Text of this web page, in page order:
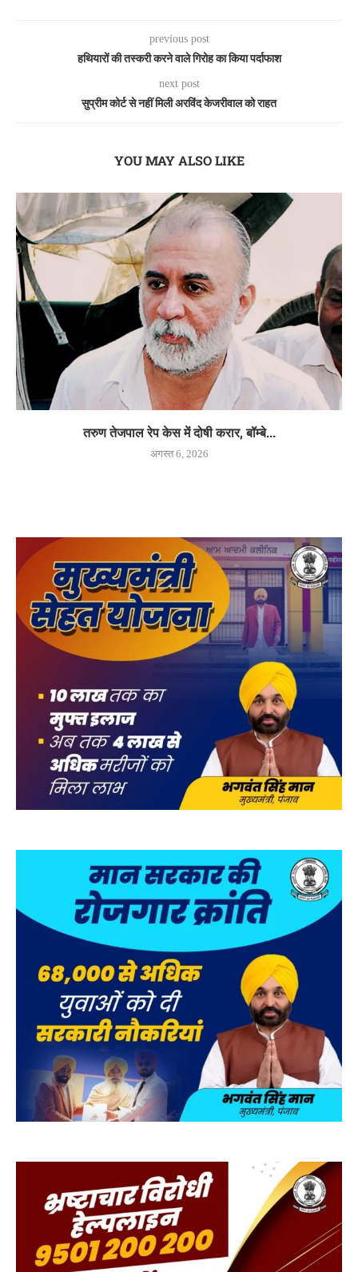
previous post
हथियारों की तस्करी करने वाले गिरोह का किया पर्दाफाश
next post
सुप्रीम कोर्ट से नहीं मिली अरविंद केजरीवाल को राहत
YOU MAY ALSO LIKE
तरुण तेजपाल रेप केस में दोषी करार, बॉम्बे...
अगस्त 6, 2026